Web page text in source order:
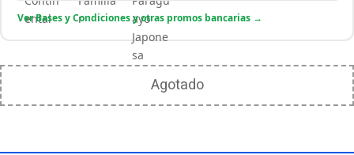
Ver Bases y Condiciones y otras promos bancarias →
Agotado